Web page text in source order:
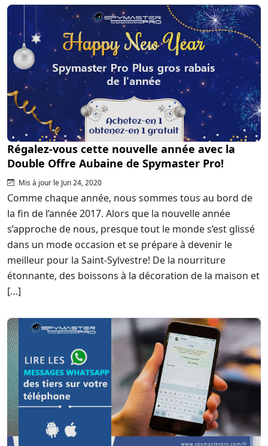
Régalez-vous cette nouvelle année avec la
Double Offre Aubaine de Spymaster Pro!
Mis à jour le Jun 24, 2020
Comme chaque année, nous sommes tous au bord de
la fin de l’année 2017. Alors que la nouvelle année
s’approche de nous, presque tout le monde s’est glissé
dans un mode occasion et se prépare à devenir le
meilleur pour la Saint-Sylvestre! De la nourriture
étonnante, des boissons à la décoration de la maison et
[…]